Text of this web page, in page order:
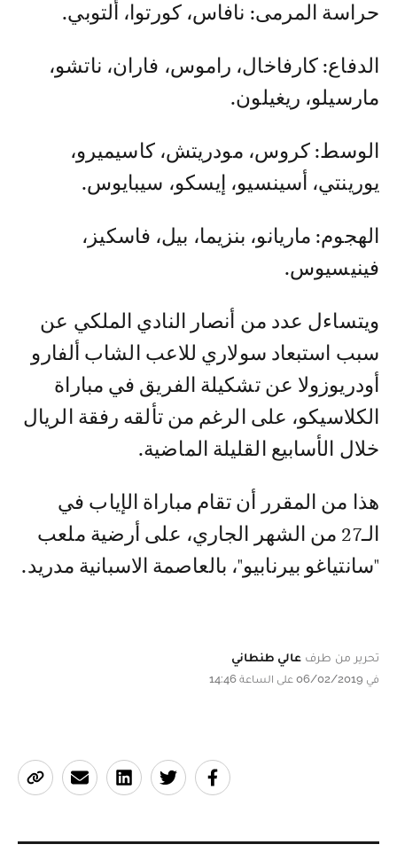
حراسة المرمى: نافاس، كورتوا، ألتوبي.
الدفاع: كارفاخال، راموس، فاران، ناتشو،
مارسيلو، ريغيلون.
الوسط: كروس، مودريتش، كاسيميرو،
يورينتي، أسينسيو، إيسكو، سيبايوس.
الهجوم: ماريانو، بنزيما، بيل، فاسكيز،
فينيسيوس.
ويتساءل عدد من أنصار النادي الملكي عن
سبب استبعاد سولاري للاعب الشاب ألفارو
أودريوزولا عن تشكيلة الفريق في مباراة
الكلاسيكو، على الرغم من تألقه رفقة الريال
خلال الأسابيع القليلة الماضية.
هذا من المقرر أن تقام مباراة الإياب في
الـ27 من الشهر الجاري، على أرضية ملعب
"سانتياغو بيرنابيو"، بالعاصمة الاسبانية مدريد.
تحرير من طرف عالي طنطاني
في 06/02/2019 على الساعة 14:46